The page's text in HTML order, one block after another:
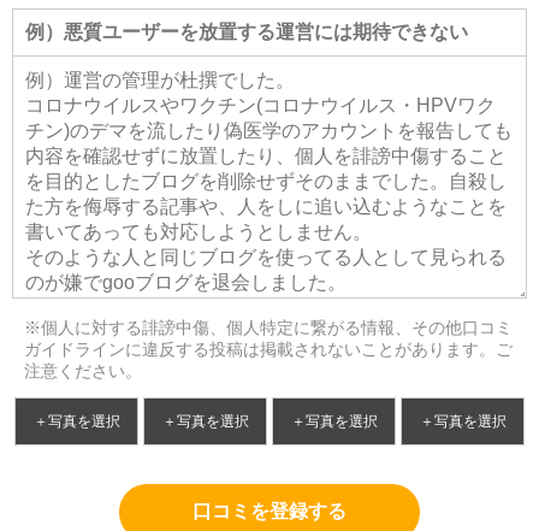
※個人に対する誹謗中傷、個人特定に繋がる情報、その他口コミ
ガイドラインに違反する投稿は掲載されないことがあります。ご
注意ください。
＋写真を選択 ＋写真を選択 ＋写真を選択 ＋写真を選択
口コミを登録する